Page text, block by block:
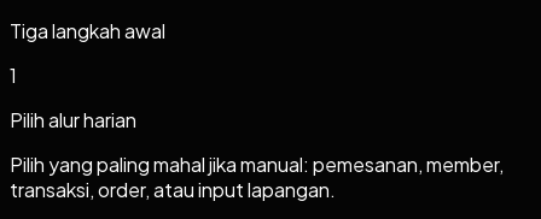
Tiga langkah awal
1
Pilih alur harian
Pilih yang paling mahal jika manual: pemesanan, member,
transaksi, order, atau input lapangan.